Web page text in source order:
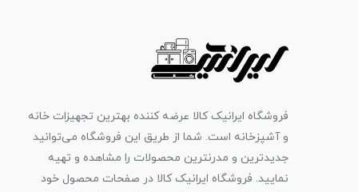
فروشگاه ایرانیک کالا عرضه کننده بهترین تجهیزات خانه
و آشپزخانه است. شما از طریق این فروشگاه می‌توانید
جدیدترین و مدرنترین محصولات را مشاهده و تهیه
نمایید. فروشگاه ایرانیک کالا در صفحات محصول خود